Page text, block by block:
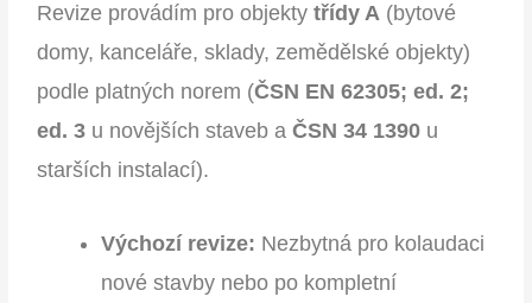
Revize provádím pro objektytřídy A (bytové
domy, kanceláře, sklady, zemědělské objekty)
podle platných norem (ČSN EN 62305; ed. 2;
ed. 3 u novějších staveb aČSN 34 1390 u
starších instalací).
Výchozí revize: Nezbytná pro kolaudaci
nové stavby nebo po kompletní